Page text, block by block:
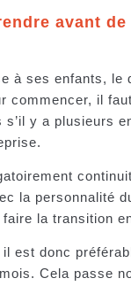
avant
à ses enfants, le
commencer, il
s’il y a plusieurs
la personnalité
la transition
est donc
Cela passe